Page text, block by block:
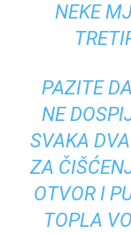
NEKE
PAZITE
NE
SVAKA
ZA
OTVOR I
TOPLA